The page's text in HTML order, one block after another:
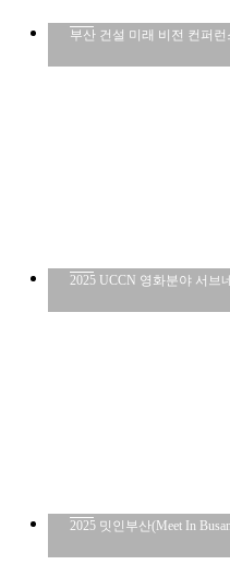
부산 건설 미래 비전 컨퍼런
2025 UCCN 영화분야 서브
2025 밋인부산(Meet In